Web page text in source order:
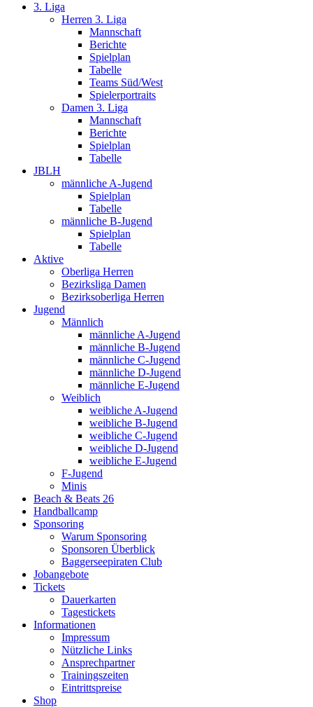
3. Liga
Herren 3. Liga
Mannschaft
Berichte
Spielplan
Tabelle
Teams Süd/West
Spielerportraits
Damen 3. Liga
Mannschaft
Berichte
Spielplan
Tabelle
JBLH
männliche A-Jugend
Spielplan
Tabelle
männliche B-Jugend
Spielplan
Tabelle
Aktive
Oberliga Herren
Bezirksliga Damen
Bezirksoberliga Herren
Jugend
Männlich
männliche A-Jugend
männliche B-Jugend
männliche C-Jugend
männliche D-Jugend
männliche E-Jugend
Weiblich
weibliche A-Jugend
weibliche B-Jugend
weibliche C-Jugend
weibliche D-Jugend
weibliche E-Jugend
F-Jugend
Minis
Beach & Beats 26
Handballcamp
Sponsoring
Warum Sponsoring
Sponsoren Überblick
Baggerseepiraten Club
Jobangebote
Tickets
Dauerkarten
Tagestickets
Informationen
Impressum
Nützliche Links
Ansprechpartner
Trainingszeiten
Eintrittspreise
Shop